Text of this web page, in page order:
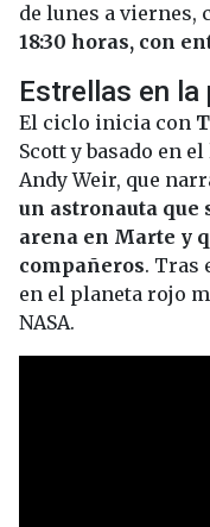
de lunes a viernes,
18:30 horas, con
Estrellas en la
El ciclo inicia con
Scott y basado en
Andy Weir, que
un astronauta que
arena en Marte y
compañeros. Tras
en el planeta rojo
NASA.